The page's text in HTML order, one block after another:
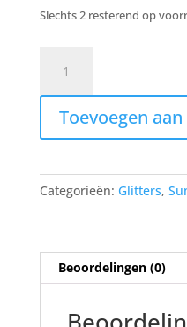
Slechts 2 resterend op
Hot
Margarita
aantal
Toevoegen
Categorieën: Glitters,
Beoordelingen (0)